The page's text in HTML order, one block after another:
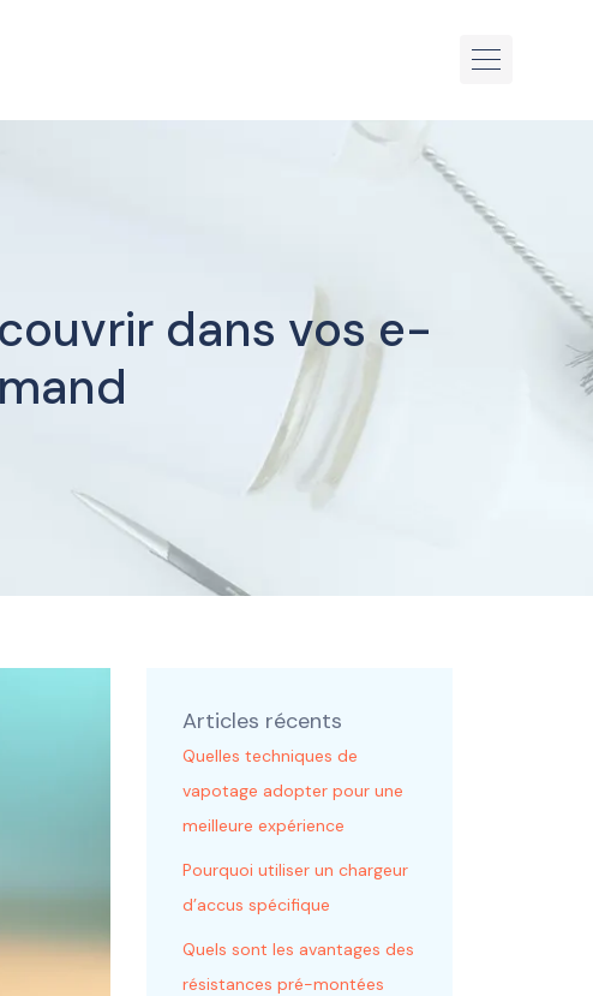
dans vos e-
Articles récents
Quelles techniques de
vapotage adopter pour une
meilleure expérience
Pourquoi utiliser un chargeur
d’accus spécifique
Quels sont les avantages des
résistances pré-montées